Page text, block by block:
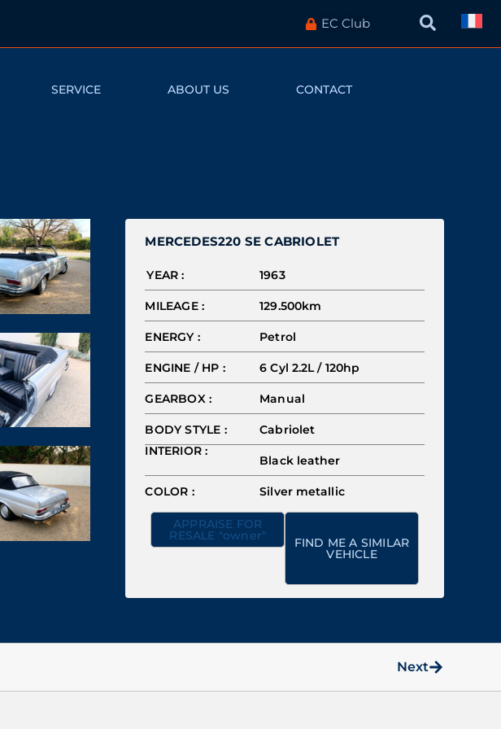
EC Club
SERVICE ABOUT US CONTACT
MERCEDES220 SE CABRIOLET
1963
YEAR :
129.500km
MILEAGE :
ENERGY : Petrol
ENGINE / HP : 6 Cyl 2.2L / 120hp
GEARBOX : Manual
BODY STYLE :
Cabriolet
INTERIOR :
Black leather
COLOR : Silver metallic
FIND ME A SIMILAR
VEHICLE
APPRAISE FOR
RESALE "owner"
Next